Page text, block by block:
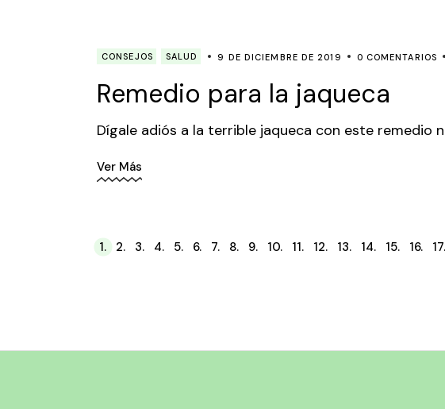
CONSEJOS SALUD 9 DE DICIEMBRE DE 2019 0 COMENTARIOS
Remedio para la jaqueca
Dígale adiós a la terrible jaqueca con este remedio
Ver Más
Paginación
1. 2. 3. 4. 5. 6. 7. 8. 9. 10. 11. 12. 13. 14. 15. 16. 17.